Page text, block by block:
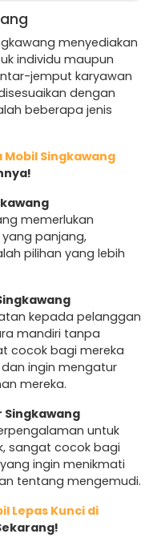
menyediakan
individu maupun
jemput karyawan
dengan
beberapa jenis
Mobil Singkawang
memerlukan
panjang,
pilihan yang lebih
kepada pelanggan
mandiri tanpa
cocok bagi mereka
ingin mengatur
mereka.
Singkawang
untuk
sangat cocok bagi
ingin menikmati
tentang mengemudi.
Lepas Kunci di